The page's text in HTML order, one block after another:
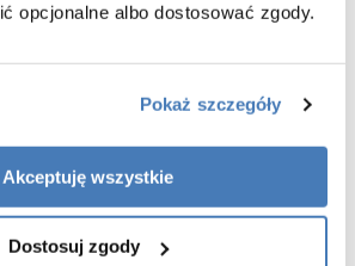
opcjonalne albo dostosować zgody.
Pokaż szczegóły
Akceptuję wszystkie
Dostosuj zgody